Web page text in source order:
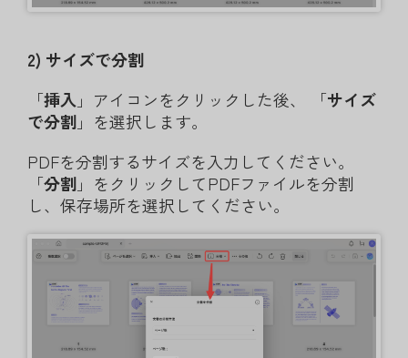
2) サイズで分割
「挿入 」アイコンをクリックした後、 「サイズ
で分割」を選択します。
PDFを分割するサイズを入力してください。
「分割」をクリックしてPDFファイルを分割
し、保存場所を選択してください。